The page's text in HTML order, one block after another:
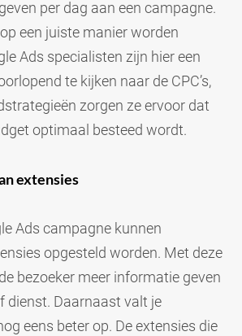
per dag aan een campagne.
een juiste manier worden
Ads specialisten zijn hier een
te kijken naar de CPC’s,
zorgen ze ervoor dat
optimaal besteed wordt.
extensies
Ads campagne kunnen
opgesteld worden. Met deze
bezoeker meer informatie geven
dienst. Daarnaast valt je
eens beter op. De extensies die